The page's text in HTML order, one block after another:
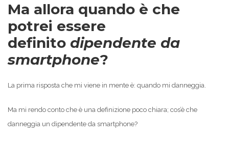
Ma allora quando è che
potrei essere
definito dipendente da
smartphone?
La prima risposta che mi viene in mente è: quando mi danneggia.
Ma mi rendo conto che è una definizione poco chiara; cos’è che
danneggia un dipendente da smartphone?